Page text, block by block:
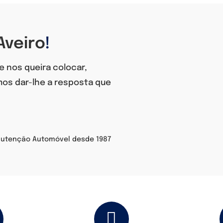
!
nos queira colocar,
dar-lhe a resposta que
Automóvel desde 1987